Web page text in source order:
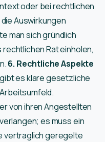
oder bei rechtlichen
Auswirkungen
man sich gründlich
Rat einholen,
6. Rechtliche Aspekte
es klare gesetzliche
von ihren Angestellten
es muss ein
vertraglich geregelte